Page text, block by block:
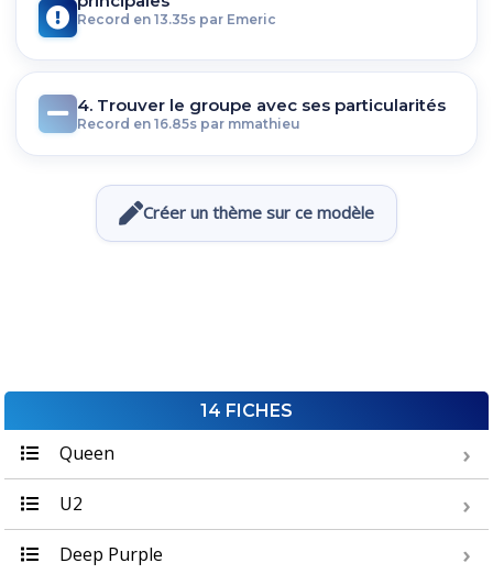
Record en 13.35s par Emeric
4. Trouver le groupe avec ses particularités
Record en 16.85s par mmathieu
Créer un thème sur ce modèle
14 FICHES
Queen
U2
Deep Purple